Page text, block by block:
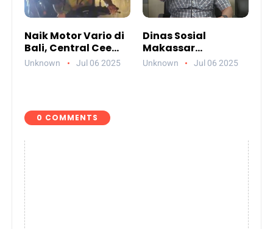
Naik Motor Vario di
Bali, Central Cee
Bikin Heboh Netizen
Unknown Jul 06 2025
Dinas Sosial
Makassar
Paparkan
Unknown Jul 06 2025
0 COMMENTS